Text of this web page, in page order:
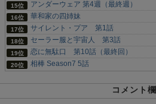
アンダーウェア 第4週（最終週）
華和家の四姉妹
サイレント・プア 第1話
セーラー服と宇宙人 第3話
恋に無駄口 第10話（最終回）
相棒 Season7 5話
コメント欄